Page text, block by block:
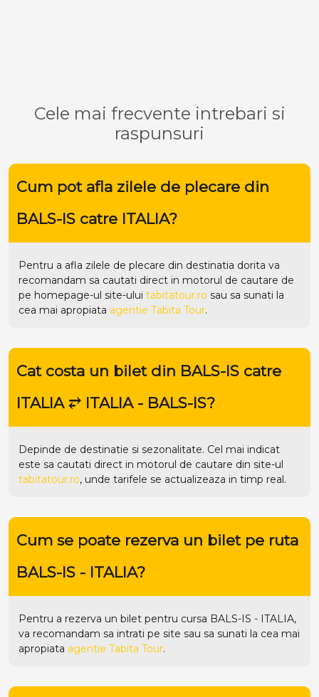
Cele mai frecvente intrebari si
raspunsuri
Cum pot afla zilele de plecare din
BALS-IS catre ITALIA?
Pentru a afla zilele de plecare din destinatia dorita va
recomandam sa cautati direct in motorul de cautare de
pe homepage-ul site-ului tabitatour.ro sau sa sunati la
cea mai apropiata agentie Tabita Tour.
Cat costa un bilet din BALS-IS catre
ITALIA ⥂ ITALIA - BALS-IS?
Depinde de destinatie si sezonalitate. Cel mai indicat
este sa cautati direct in motorul de cautare din site-ul
tabitatour.ro, unde tarifele se actualizeaza in timp real.
Cum se poate rezerva un bilet pe ruta
BALS-IS - ITALIA?
Pentru a rezerva un bilet pentru cursa BALS-IS - ITALIA,
va recomandam sa intrati pe site sau sa sunati la cea mai
apropiata agentie Tabita Tour.